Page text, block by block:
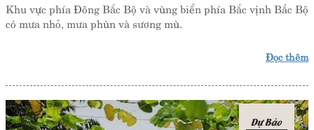
Khu vực phía Đông Bắc Bộ và vùng biển phía Bắc vịnh Bắc Bộ
có mưa nhỏ, mưa phùn và sương mù.
Đọc thêm
Dự Báo